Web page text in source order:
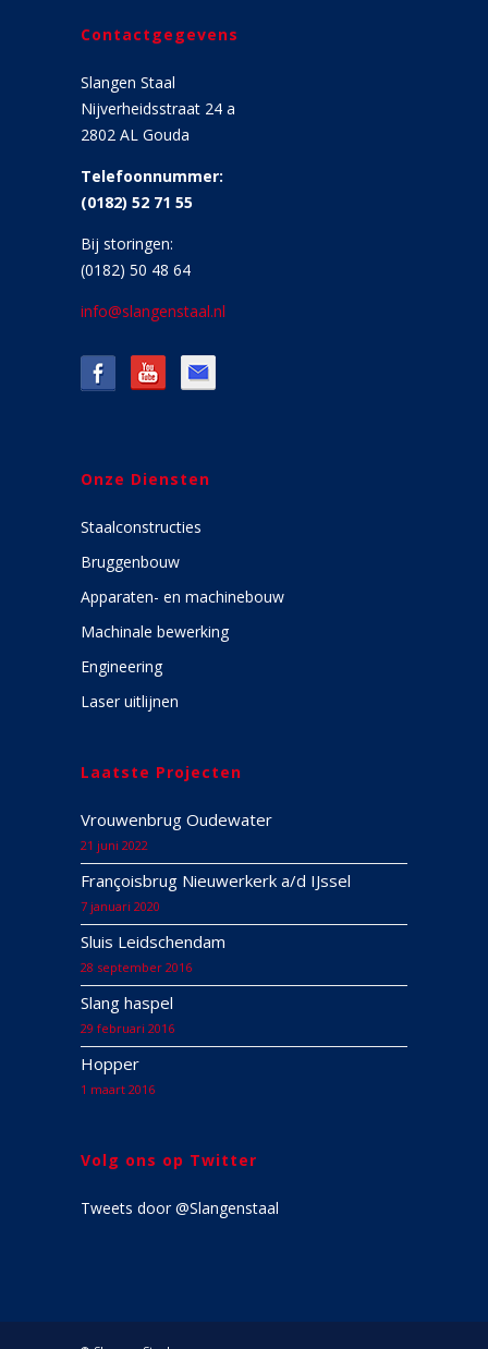
Contactgegevens
Slangen Staal
Nijverheidsstraat 24 a
2802 AL Gouda
Telefoonnummer:
(0182) 52 71 55
Bij storingen:
(0182) 50 48 64
info@slangenstaal.nl
Onze Diensten
Staalconstructies
Bruggenbouw
Apparaten- en machinebouw
Machinale bewerking
Engineering
Laser uitlijnen
Laatste Projecten
Vrouwenbrug Oudewater
21 juni 2022
Françoisbrug Nieuwerkerk a/d IJssel
7 januari 2020
Sluis Leidschendam
28 september 2016
Slang haspel
29 februari 2016
Hopper
1 maart 2016
Volg ons op Twitter
Tweets door @Slangenstaal